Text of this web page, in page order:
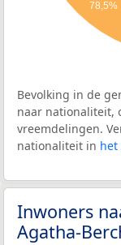
78,5%
Bevolking in de
naar nationaliteit,
vreemdelingen.
nationaliteit in het
Inwoners
Agatha-